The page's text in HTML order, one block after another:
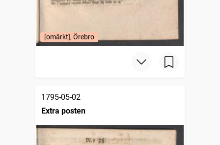
[omärkt], Örebro
1795-05-02
Extra posten